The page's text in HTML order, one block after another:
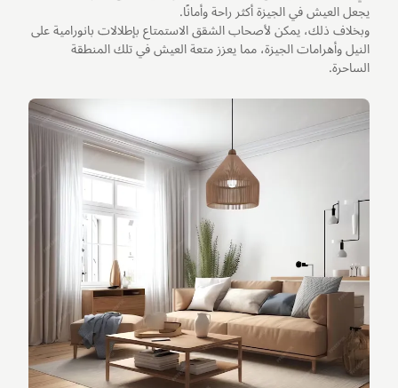
يجعل العيش في الجيزة أكثر راحة وأمانًا.
وبخلاف ذلك، يمكن لأصحاب الشقق الاستمتاع بإطلالات بانورامية على
النيل وأهرامات الجيزة، مما يعزز متعة العيش في تلك المنطقة
الساحرة.